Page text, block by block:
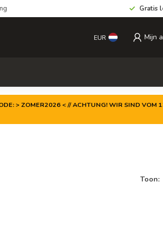
Gratis
EUR Mijn
> ZOMER2026 < // ACHTUNG! WIR SIND VOM
Toon: